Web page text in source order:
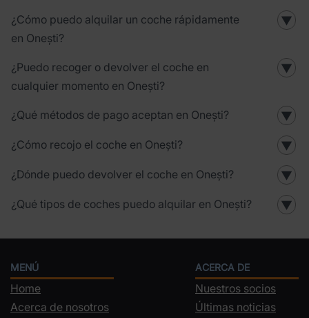
¿Cómo puedo alquilar un coche rápidamente
en Onești?
▼
¿Puedo recoger o devolver el coche en
cualquier momento en Onești?
▼
¿Qué métodos de pago aceptan en Onești? ▼
¿Cómo recojo el coche en Onești? ▼
¿Dónde puedo devolver el coche en Onești? ▼
¿Qué tipos de coches puedo alquilar en Onești? ▼
MENÚ
Home
Acerca de nosotros
ACERCA DE
Nuestros socios
Últimas noticias